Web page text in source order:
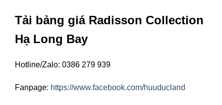
Tải bảng giá Radisson Collection
Hạ Long Bay
Hotline/Zalo: 0386 279 939
Fanpage: https://www.facebook.com/huuducland